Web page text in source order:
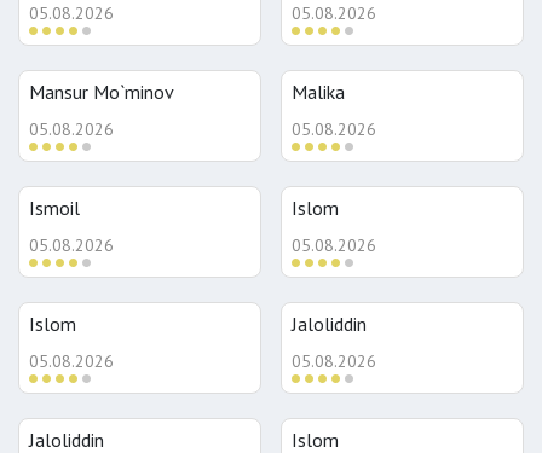
05.08.2026 05.08.2026
Mansur Mo`minov
05.08.2026
Malika
05.08.2026
Ismoil
05.08.2026
Islom
05.08.2026
Islom
05.08.2026
Jaloliddin
05.08.2026
Jaloliddin Islom